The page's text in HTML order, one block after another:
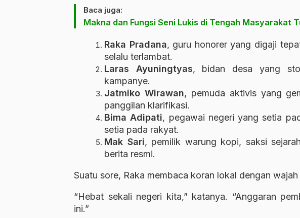
Baca juga:
Makna dan Fungsi Seni Lukis di Tengah Masyarakat
Raka Pradana, guru honorer yang digaji
selalu terlambat.
Laras Ayuningtyas, bidan desa yang
kampanye.
Jatmiko Wirawan, pemuda aktivis yang
panggilan klarifikasi.
Bima Adipati, pegawai negeri yang setia
setia pada rakyat.
Mak Sari, pemilik warung kopi, saksi
berita resmi.
Suatu sore, Raka membaca koran lokal dengan wajah
“Hebat sekali negeri kita,” katanya. “Anggaran
ini.”